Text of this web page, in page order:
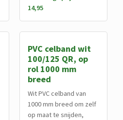
14,95
PVC celband wit
100/125 QR, op
rol 1000 mm
breed
Wit PVC celband van
1000 mm breed om zelf
op maat te snijden,